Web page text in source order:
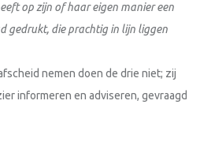
op zijn of haar eigen manier een
gedrukt, die prachtig in lijn liggen
nemen doen de drie niet; zij
informeren en adviseren, gevraagd